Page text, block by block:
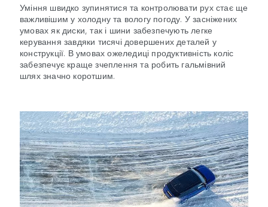
Уміння швидко зупинятися та контролювати рух стає ще
важливішим у холодну та вологу погоду. У засніжених
умовах як диски, так і шини забезпечують легке
керування завдяки тисячі довершених деталей у
конструкції. В умовах ожеледиці продуктивність коліс
забезпечує краще зчеплення та робить гальмівний
шлях значно коротшим.